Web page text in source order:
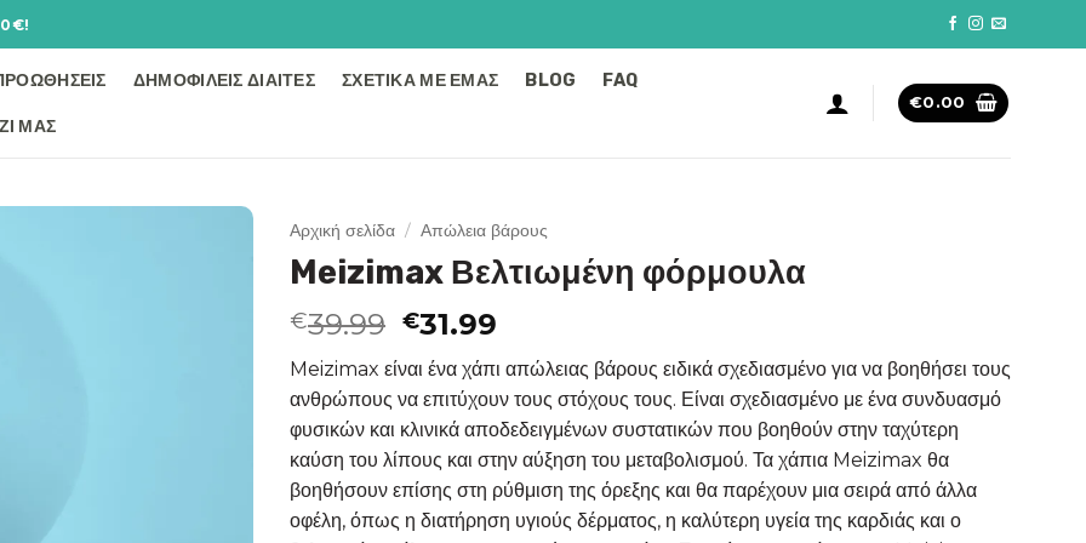
ΔΗΜΟΦΙΛΕΊΣ ΔΊΑΙΤΕΣ ΣΧΕΤΙΚΆ ΜΕ ΕΜΆΣ BLOG FAQ
ΜΑΣ
€0.00
Αρχική σελίδα / Απώλεια βάρους
Meizimax Βελτιωμένη φόρμουλα
€39.99 Original
price
was:
€39.99.
€31.99
τρέχουσα
τιμή
είναι:
€31.99.
Meizimax είναι ένα χάπι απώλειας βάρους ειδικά σχεδιασμένο για να βοηθήσει τους
ανθρώπους να επιτύχουν τους στόχους τους. Είναι σχεδιασμένο με ένα συνδυασμό
φυσικών και κλινικά αποδεδειγμένων συστατικών που βοηθούν στην ταχύτερη
καύση του λίπους και στην αύξηση του μεταβολισμού. Τα χάπια Meizimax θα
βοηθήσουν επίσης στη ρύθμιση της όρεξης και θα παρέχουν μια σειρά από άλλα
οφέλη, όπως η διατήρηση υγιούς δέρματος, η καλύτερη υγεία της καρδιάς και ο